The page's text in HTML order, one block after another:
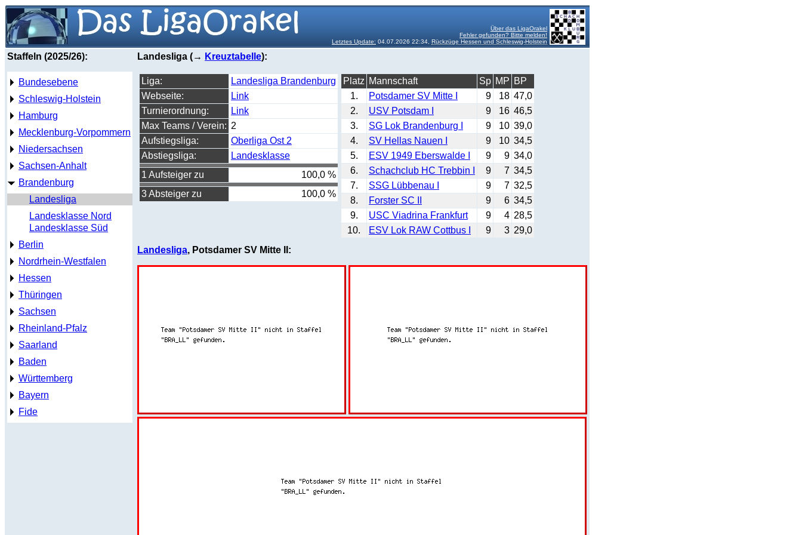
Über das LigaOrakel
Fehler gefunden? Bitte melden!
Letztes Update: 04.07.2026 22:34, Rückzüge Hessen und Schleswig-Holstein
Staffeln (2025/26):
Bundesebene
Schleswig-Holstein
Hamburg
Mecklenburg-Vorpommern
Niedersachsen
Sachsen-Anhalt
Brandenburg
Landesliga
Landesklasse Nord
Landesklasse Süd
Berlin
Nordrhein-Westfalen
Hessen
Thüringen
Sachsen
Rheinland-Pfalz
Saarland
Baden
Württemberg
Bayern
Fide
Landesliga (→ Kreuztabelle):
Liga:
Landesliga Brandenburg
Webseite:
Link
Turnierordnung:
Link
Max Teams / Verein: 2
Aufstiegsliga:
Oberliga Ost 2
Abstiegsliga:
Landesklasse
1 Aufsteiger zu
100,0 %
3 Absteiger zu
100,0 %
Platz Mannschaft Sp MP BP
1.
Potsdamer SV Mitte I 9 18 47,0
2.
USV Potsdam I 9 16 46,5
3.
SG Lok Brandenburg I 9 10 39,0
4.
SV Hellas Nauen I 9 10 34,5
5.
ESV 1949 Eberswalde I 9 9 34,0
6.
Schachclub HC Trebbin I 9 7 34,5
7.
SSG Lübbenau I 9 7 32,5
8.
Forster SC II 9 6 34,5
9.
USC Viadrina Frankfurt 9 4 28,5
10.
ESV Lok RAW Cottbus I 9 3 29,0
Landesliga, Potsdamer SV Mitte II: